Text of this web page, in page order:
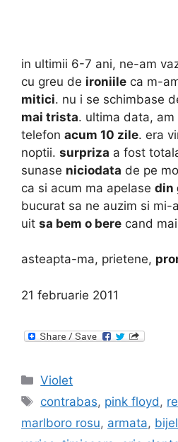
in ultimii 6-7 ani, ne-am
cu greu de ironiile ca m-
mitici. nu i se schimbase
mai trista. ultima data,
telefon acum 10 zile. era
noptii. surpriza a fost
sunase niciodata de pe
ca si acum ma apelase din
bucurat sa ne auzim si mi-
uit sa bem o bere cand
asteapta-ma, prietene,
21 februarie 2011
Categories
Violet
Tags
contrabas, pink floyd,
marlboro rosu, armata,